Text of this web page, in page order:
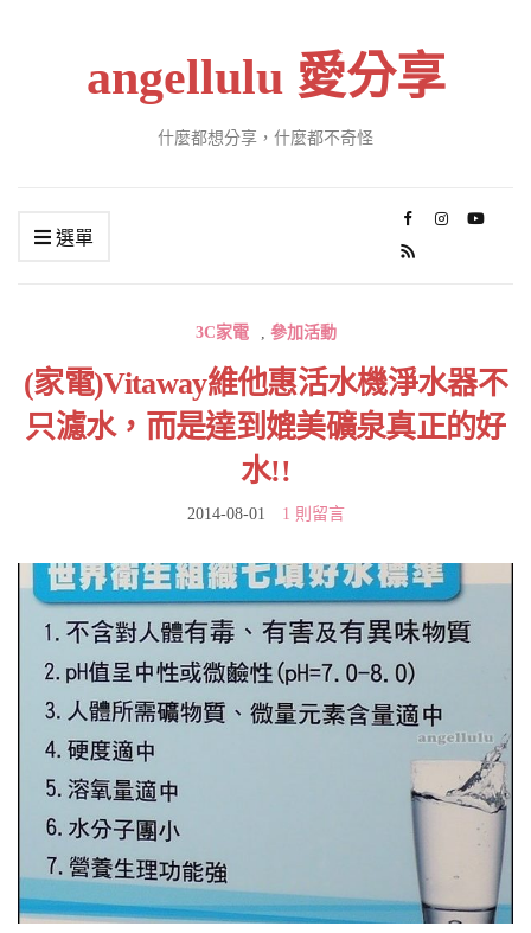
angellulu 愛分享
什麼都想分享，什麼都不奇怪
選單
3C家電 , 參加活動
(家電)Vitaway維他惠活水機淨水器不
只濾水，而是達到媲美礦泉真正的好
水!!
2014-08-01 1 則留言